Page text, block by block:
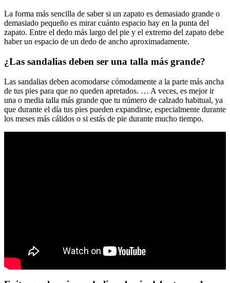
La forma más sencilla de saber si un zapato es demasiado grande o
demasiado pequeño es mirar cuánto espacio hay en la punta del
zapato. Entre el dedo más largo del pie y el extremo del zapato debe
haber un espacio de un dedo de ancho aproximadamente.
¿Las sandalias deben ser una talla más grande?
Las sandalias deben acomodarse cómodamente a la parte más ancha
de tus pies para que no queden apretados. … A veces, es mejor ir
una o media talla más grande que tu número de calzado habitual, ya
que durante el día tus pies pueden expandirse, especialmente durante
los meses más cálidos o si estás de pie durante mucho tiempo.